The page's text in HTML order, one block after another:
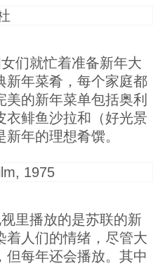
们就忙着准备新年大
新年菜肴，每个家庭都
的新年菜单包括奥利
衣鲱鱼沙拉和（好光景
年的理想肴馔。
里播放的是苏联的新
着人们的情绪，尽管大
但每年还会播放。其中